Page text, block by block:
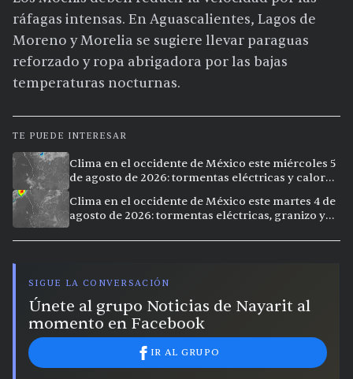
ráfagas intensas. En Aguascalientes, Lagos de
Moreno y Morelia se sugiere llevar paraguas
reforzado y ropa abrigadora por las bajas
temperaturas nocturnas.
TE PUEDE INTERESAR
Clima en el occidente de México este miércoles 5
de agosto de 2026: tormentas eléctricas y calor
Clima en el occidente de México este martes 4 de
agosto de 2026: tormentas eléctricas, granizo y
SIGUE LA CONVERSACIÓN
Únete al grupo Noticias de Nayarit al
momento en Facebook
IR AL GRUPO